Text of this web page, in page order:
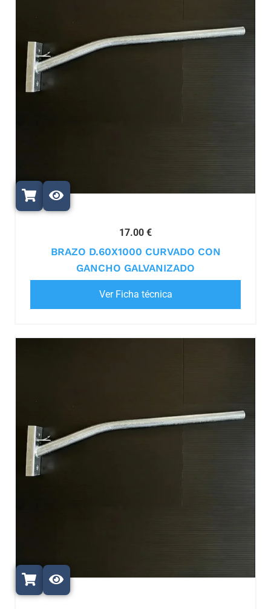
17.00 €
BRAZO D.60X1000 CURVADO CON
GANCHO GALVANIZADO
Ver Ficha técnica